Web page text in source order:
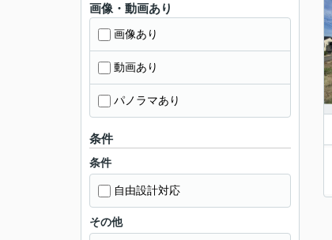
画像・動画あり
画像あり
動画あり
パノラマあり
条件
条件
自由設計対応
その他